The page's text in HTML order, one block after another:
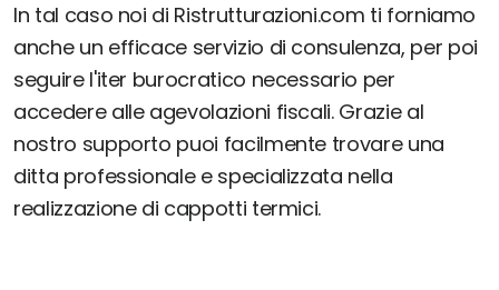
In tal caso noi di Ristrutturazioni.com ti forniamo
anche un efficace servizio di consulenza, per poi
seguire l'iter burocratico necessario per
accedere alle agevolazioni fiscali. Grazie al
nostro supporto puoi facilmente trovare una
ditta professionale e specializzata nella
realizzazione di cappotti termici.